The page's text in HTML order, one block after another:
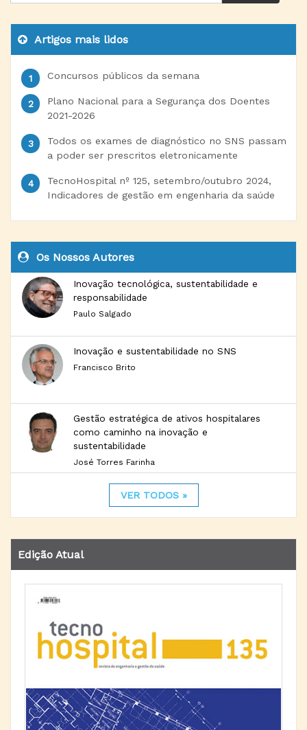
Artigos mais lidos
Concursos públicos da semana
Plano Nacional para a Segurança dos Doentes
2021-2026
Todos os exames de diagnóstico no SNS passam
a poder ser prescritos eletronicamente
TecnoHospital nº 125, setembro/outubro 2024,
Indicadores de gestão em engenharia da saúde
Os Nossos Autores
Inovação tecnológica, sustentabilidade e
responsabilidade
Paulo Salgado
Inovação e sustentabilidade no SNS
Francisco Brito
Gestão estratégica de ativos hospitalares
como caminho na inovação e
sustentabilidade
José Torres Farinha
VER TODOS »
Edição Atual